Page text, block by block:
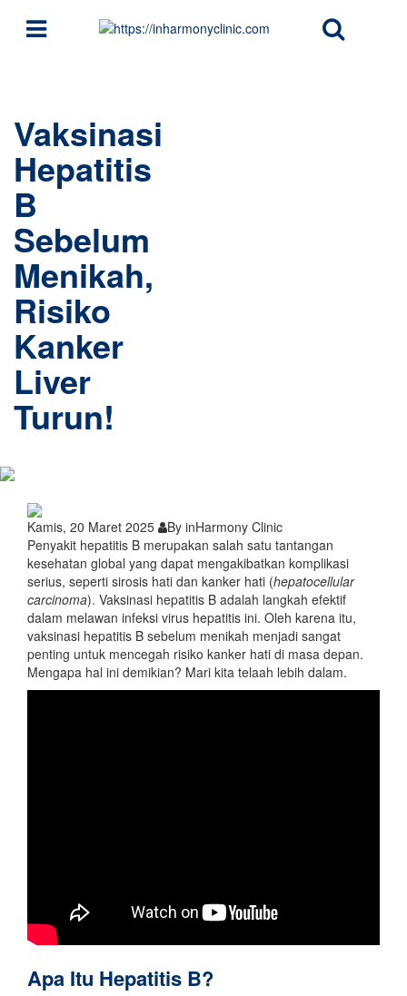
Vaksinasi
Hepatitis
B
Sebelum
Menikah,
Risiko
Kanker
Liver
Turun!
Kamis, 20 Maret 2025
By inHarmony Clinic
Penyakit hepatitis B merupakan salah satu tantangan
kesehatan global yang dapat mengakibatkan komplikasi
serius, seperti sirosis hati dan kanker hati (hepatocellular
carcinoma). Vaksinasi hepatitis B adalah langkah efektif
dalam melawan infeksi virus hepatitis ini. Oleh karena itu,
vaksinasi hepatitis B sebelum menikah menjadi sangat
penting untuk mencegah risiko kanker hati di masa depan.
Mengapa hal ini demikian? Mari kita telaah lebih dalam.
Apa Itu Hepatitis B?